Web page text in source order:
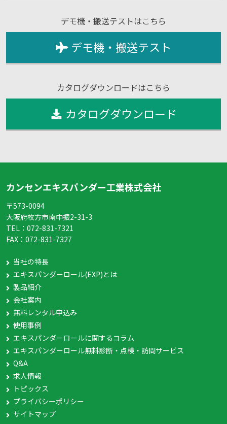
デモ機・搬送テストはこちら
デモ機・搬送テスト
カタログダウンロードはこちら
カタログダウンロード
カンセンエキスパンダー工業株式会社
〒573-0094
大阪府枚方市南中振2-31-3
TEL： 072-831-7321
FAX： 072-831-7327
当社の特長
エキスパンダーロール(EXP)とは
製品紹介
会社案内
無料レンタル申込み
使用事例
エキスパンダーロールに関するコラム
エキスパンダーロール無料診断・点検・訪問サービス
Q&A
求人情報
トピックス
プライバシーポリシー
サイトマップ